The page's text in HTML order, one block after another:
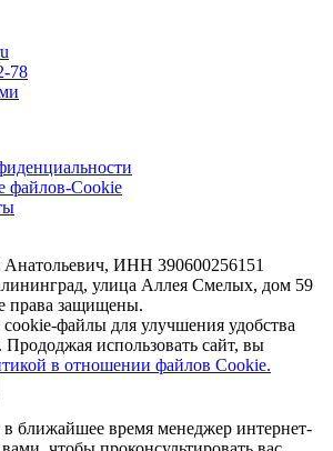
78
файлов-Cookie
ИНН 390600256151
улица Аллея Смелых, дом 59
права защищены.
файлы для улучшения удобства
Прододжая использовать сайт, вы
в отношении файлов Сookie.
ближайшее время менеджер интернет-